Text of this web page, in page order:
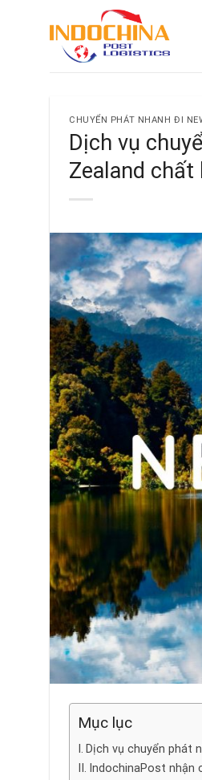
CHUYỂN PHÁT NHANH ĐI
Dịch vụ
Zealand chất
Mục lục
Dịch vụ chuyển phát
IndochinaPost nhận